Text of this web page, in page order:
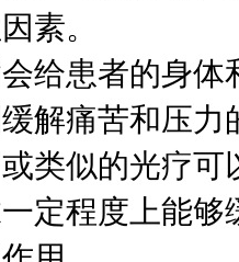
素。
给患者的身
解痛苦和压力
类似的光疗可
定程度上能